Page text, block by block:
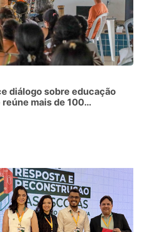
diálogo sobre educação
mais de 100